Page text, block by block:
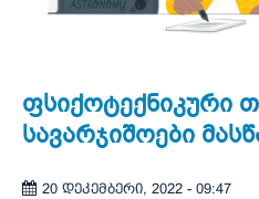
ფსიქოტექნიკური
სავარჯიშოები
20 დეკემბერი, 2022 - 09:47